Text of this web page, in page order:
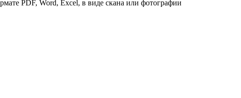
PDF, Word, Excel, в виде скана или фотографии